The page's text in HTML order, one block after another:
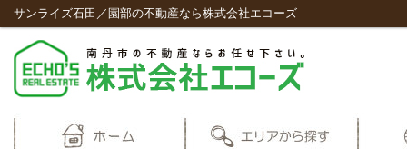
サンライズ石田／園部の不動産なら株式会社エコーズ